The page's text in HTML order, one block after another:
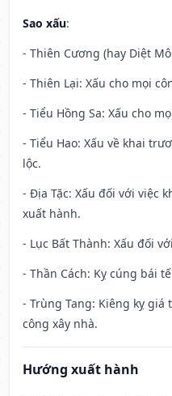
Sao xấu:
- Thiên Cương (hay Diệt
- Thiên Lại: Xấu cho mọi
- Tiểu Hồng Sa: Xấu cho
- Tiểu Hao: Xấu về khai
lộc.
- Địa Tặc: Xấu đối với việc
xuất hành.
- Lục Bất Thành: Xấu đối
- Thần Cách: Kỵ cúng bái
- Trùng Tang: Kiêng kỵ
công xây nhà.
Hướng xuất hành